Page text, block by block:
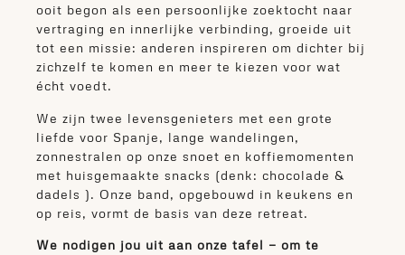
ooit begon als een persoonlijke zoektocht naar
vertraging en innerlijke verbinding, groeide uit
tot een missie: anderen inspireren om dichter bij
zichzelf te komen en meer te kiezen voor wat
écht voedt.
We zijn twee levensgenieters met een grote
liefde voor Spanje, lange wandelingen,
zonnestralen op onze snoet en koffiemomenten
met huisgemaakte snacks (denk: chocolade &
dadels ). Onze band, opgebouwd in keukens en
op reis, vormt de basis van deze retreat.
We nodigen jou uit aan onze tafel — om te